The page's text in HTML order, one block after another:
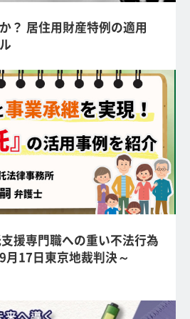
？ 居住用財産特例の適用
援専門職への重い不法行為
17日東京地裁判決～